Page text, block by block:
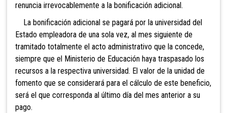
renuncia irrevocablemente a la bonificación adicional.
La bonificación adicional se pagará por la universidad del
Estado empleadora de una sola vez, al mes siguiente de
tramitado totalmente el acto administrativo que la concede,
siempre que el Ministerio de Educación haya traspasado los
recursos a la respectiva universidad. El valor de la unidad de
fomento que se considerará para el cálculo de este beneficio,
será el que corresponda al último día del mes anterior a su
pago.